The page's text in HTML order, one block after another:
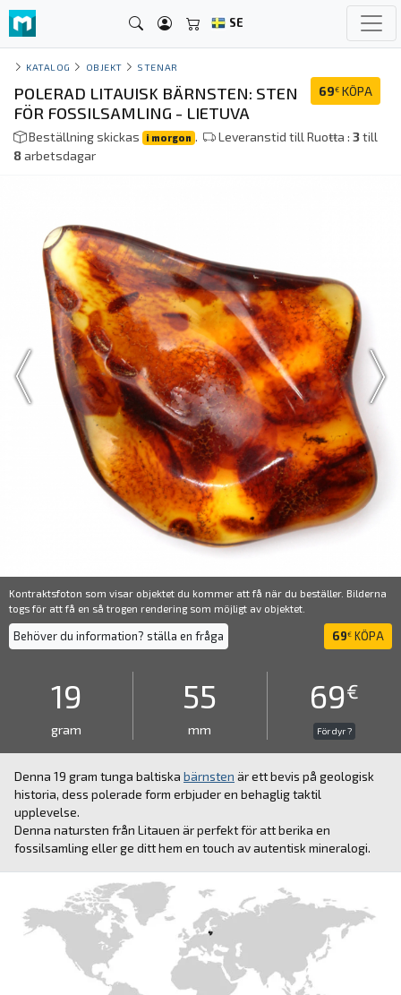
SE
KATALOG OBJEKT STENAR
69€ KÖPA
POLERAD LITAUISK BÄRNSTEN: STEN
FÖR FOSSILSAMLING - LIETUVA
Beställning skickas i morgon . Leveranstid till Ruoŧŧa :3till
8arbetsdagar
Kontraktsfoton som visar objektet du kommer att få när du beställer. Bilderna
togs för att få en så trogen rendering som möjligt av objektet.
Behöver du information? ställa en fråga 69€ KÖPA
19
gram
55
mm
69€
För dyr ?
Denna 19 gram tunga baltiska bärnsten är ett bevis på geologisk
historia, dess polerade form erbjuder en behaglig taktil
upplevelse.
Denna natursten från Litauen är perfekt för att berika en
fossilsamling eller ge ditt hem en touch av autentisk mineralogi.